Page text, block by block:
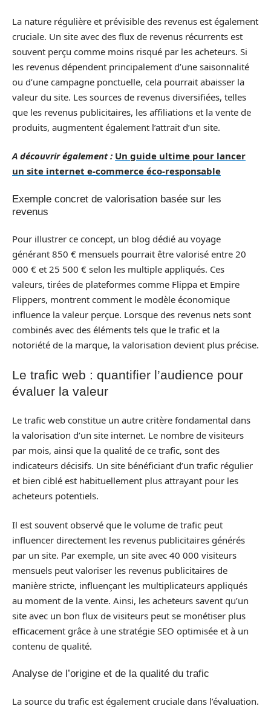
La nature régulière et prévisible des revenus est également
cruciale. Un site avec des flux de revenus récurrents est
souvent perçu comme moins risqué par les acheteurs. Si
les revenus dépendent principalement d’une saisonnalité
ou d’une campagne ponctuelle, cela pourrait abaisser la
valeur du site. Les sources de revenus diversifiées, telles
que les revenus publicitaires, les affiliations et la vente de
produits, augmentent également l’attrait d’un site.
A découvrir également : Un guide ultime pour lancer
un site internet e-commerce éco-responsable
Exemple concret de valorisation basée sur les
revenus
Pour illustrer ce concept, un blog dédié au voyage
générant 850 € mensuels pourrait être valorisé entre 20
000 € et 25 500 € selon les multiple appliqués. Ces
valeurs, tirées de plateformes comme Flippa et Empire
Flippers, montrent comment le modèle économique
influence la valeur perçue. Lorsque des revenus nets sont
combinés avec des éléments tels que le trafic et la
notoriété de la marque, la valorisation devient plus précise.
Le trafic web : quantifier l’audience pour
évaluer la valeur
Le trafic web constitue un autre critère fondamental dans
la valorisation d’un site internet. Le nombre de visiteurs
par mois, ainsi que la qualité de ce trafic, sont des
indicateurs décisifs. Un site bénéficiant d’un trafic régulier
et bien ciblé est habituellement plus attrayant pour les
acheteurs potentiels.
Il est souvent observé que le volume de trafic peut
influencer directement les revenus publicitaires générés
par un site. Par exemple, un site avec 40 000 visiteurs
mensuels peut valoriser les revenus publicitaires de
manière stricte, influençant les multiplicateurs appliqués
au moment de la vente. Ainsi, les acheteurs savent qu’un
site avec un bon flux de visiteurs peut se monétiser plus
efficacement grâce à une stratégie SEO optimisée et à un
contenu de qualité.
Analyse de l’origine et de la qualité du trafic
La source du trafic est également cruciale dans l’évaluation.